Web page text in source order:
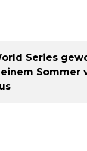
Series
einem Sommer